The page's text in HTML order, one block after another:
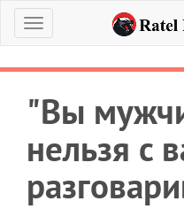
Меню
"Вы
нельзя с